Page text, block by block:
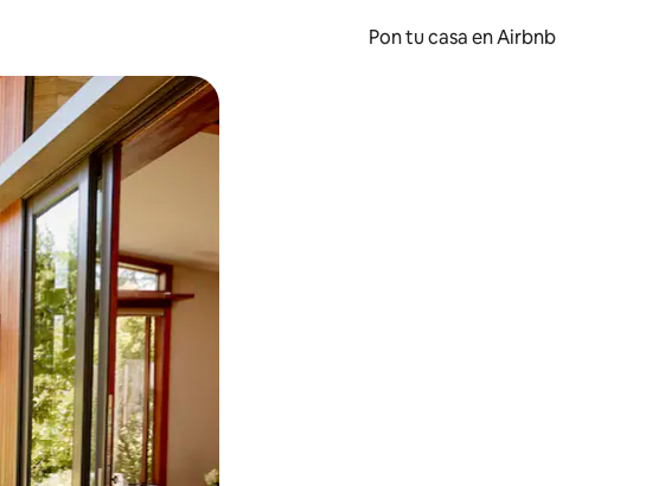
Pon tu casa en Airbnb
con el tacto o desliza el dedo.